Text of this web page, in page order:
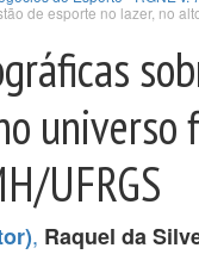
de esporte no lazer, no
universo
UFRGS
, Raquel da